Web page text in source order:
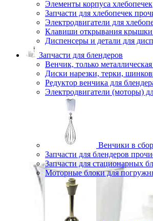
Элементы корпуса хлебопечек
Запчасти для хлебопечек
Электродвигатели для
Клавиши открывания крышки
Диспенсеры и детали для
Запчасти для блендеров
Венчик, только
Диски нарезки, терки,
Редуктор венчика для
Электродвигатели (моторы)
Венчики в
Запчасти для блендеров
Запчасти для стационарных
Моторные блоки для